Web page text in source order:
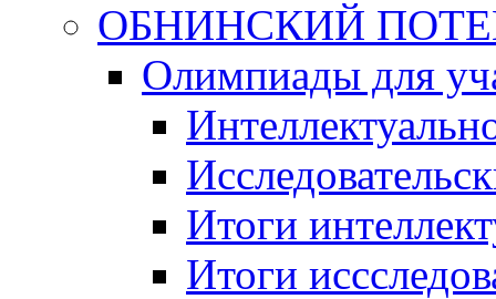
ОБНИНСКИЙ
Олимпиады для
Итоги
Итоги